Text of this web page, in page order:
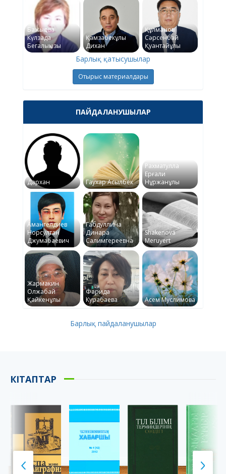
Бажықова
Күлзада
Бегалықызы
Қамзабекұлы
Дихан
Құлманов
Сәрсенбай
Қуантайұлы
Барлық қатысушылар
Отырыс материалдары
ПАЙДАЛАНУШЫЛАР
Дархан Гаухар Асылбек
Рахматулла
Ерғали
Нұржанұлы
Амангелдиев
Норсултан
Джумабаевич
Габдуллина
Динара
Салимгереевна
Shakenova
Meruyert
Жармакин
Олжабай
Қайкенұлы
Фарида
Курабаева
Асем Муслимова
Барлық пайдаланушылар
КІТАПТАР